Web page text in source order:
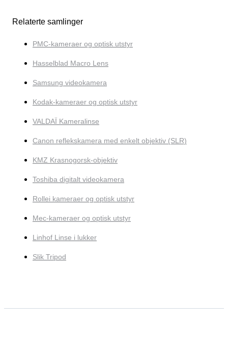
Relaterte samlinger
PMC-kameraer og optisk utstyr
Hasselblad Macro Lens
Samsung videokamera
Kodak-kameraer og optisk utstyr
VALDAÏ Kameralinse
Canon reflekskamera med enkelt objektiv (SLR)
KMZ Krasnogorsk-objektiv
Toshiba digitalt videokamera
Rollei kameraer og optisk utstyr
Mec-kameraer og optisk utstyr
Linhof Linse i lukker
Slik Tripod